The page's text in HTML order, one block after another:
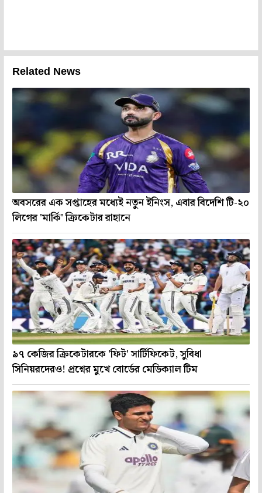
Related News
অবসরের এক সপ্তাহের মধ্যেই নতুন ইনিংস, এবার বিদেশি টি-২০
লিগের 'মার্কি' ক্রিকেটার রাহানে
৯৭ কেজির ক্রিকেটারকে 'ফিট' সার্টিফিকেট, সুবিধা
সিনিয়রদেরও! প্রশ্নের মুখে বোর্ডের মেডিক্যাল টিম